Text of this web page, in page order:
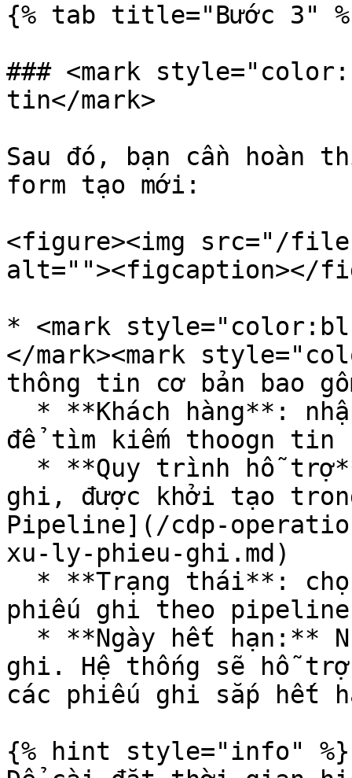
{% tab title="Bước 3"
### <mark
tin</mark>
Sau đó, bạn cần hoàn
form tạo mới:
<figure><img src="/files/
alt=""><figcaption></
* <mark
</mark><mark
thông tin cơ bản bao
để tìm kiếm thoogn tin
ghi, được khởi tạo
Pipeline](/cdp-
xu-ly-phieu-ghi.md)
phiếu ghi theo pipeline
ghi. Hệ thống sẽ hỗ
các phiếu ghi sắp hết
{% hint style="info" %}